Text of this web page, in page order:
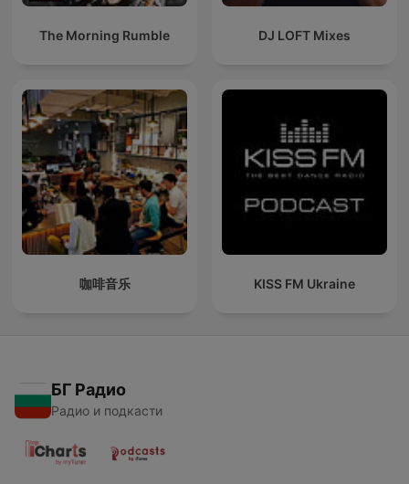
The Morning Rumble DJ LOFT Mixes
咖啡音乐 KISS FM Ukraine
БГ Радио
Радио и подкасти